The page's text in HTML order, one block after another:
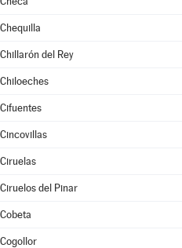
Chequilla
Chillarón del Rey
Chiloeches
Cifuentes
Cincovillas
Ciruelas
Ciruelos del Pinar
Cobeta
Cogollor